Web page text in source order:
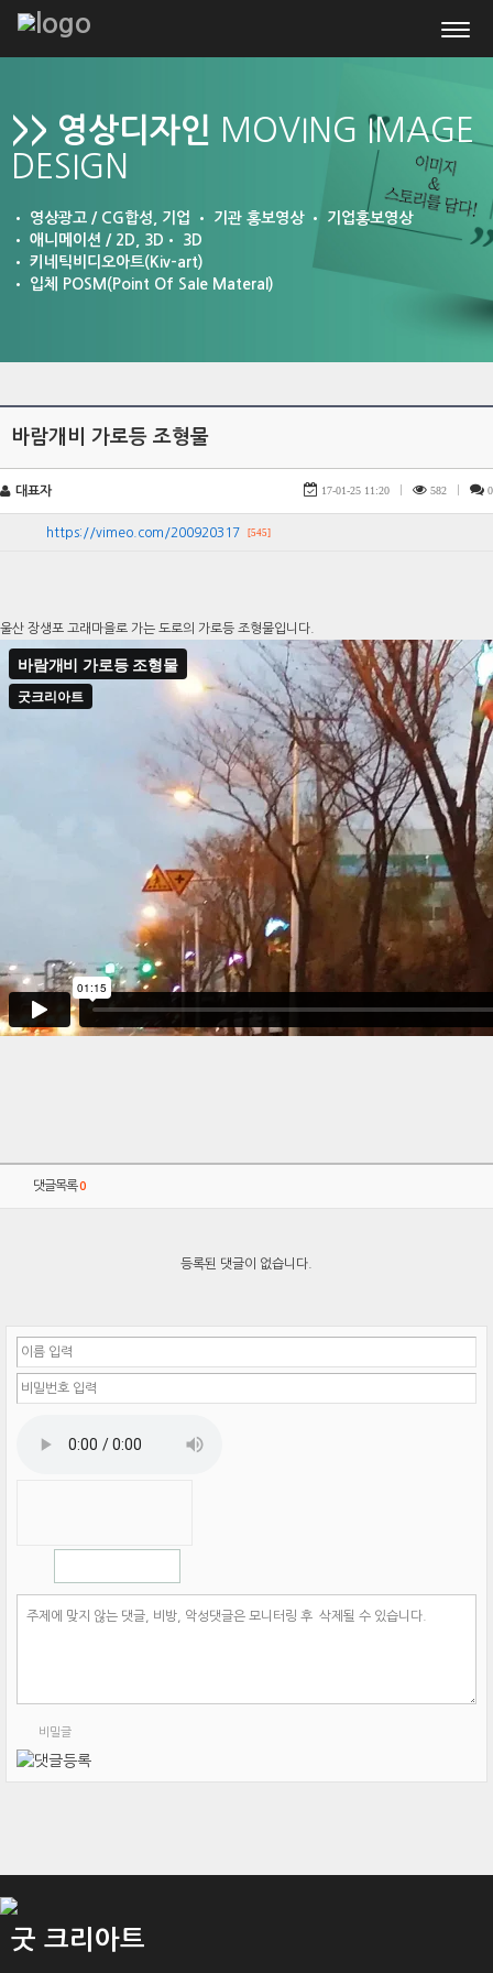
>> 영상디자인 MOVING IMAGE
DESIGN
• 영상광고 / CG합성, 기업 • 기관 홍보영상 • 기업홍보영상
• 애니메이션 / 2D, 3D• 3D
• 키네틱비디오아트(Kiv-art)
• 입체 POSM(Point Of Sale Materal)
바람개비 가로등 조형물
대표자 17-01-25 11:20 582 0
https://vimeo.com/200920317 [545]
울산 장생포 고래마을로 가는 도로의 가로등 조형물입니다.
댓글목록0
등록된 댓글이 없습니다.
비밀글
굿 크리아트